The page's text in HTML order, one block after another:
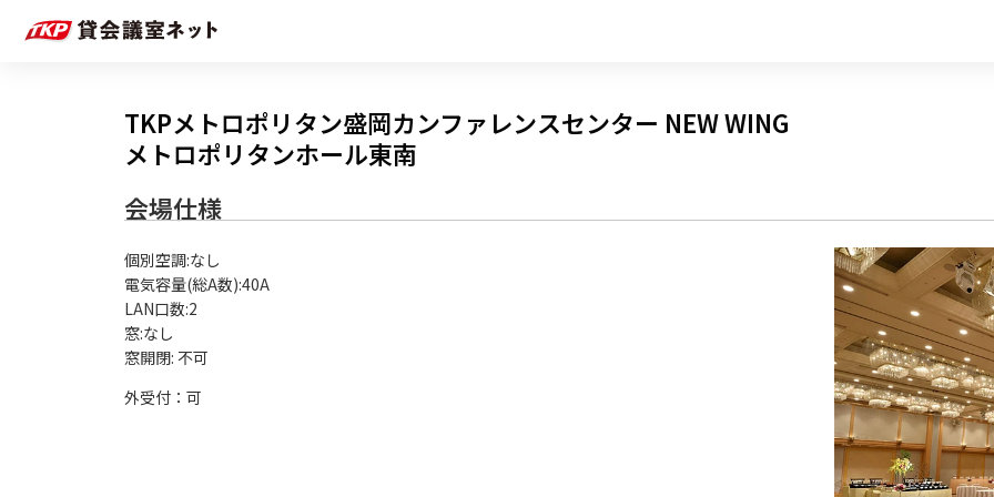
TKPメトロポリタン盛岡カンファレンスセンター NEW WING
メトロポリタンホール東南
会場仕様
個別空調:なし
電気容量(総A数):40A
LAN口数:2
窓:なし
外受付：可